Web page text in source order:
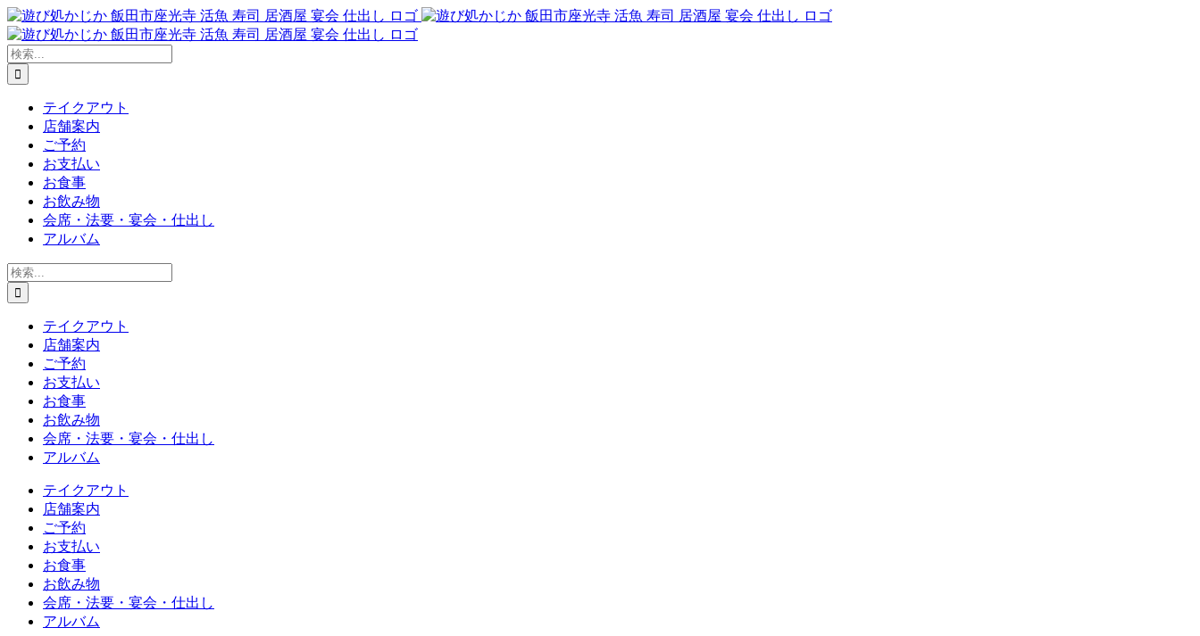
Skip
to
content
検
索
…
テイクアウト
店舗案内
ご予約
お支払い
お食事
お飲み物
会席・法要・宴会・仕出し
アルバム
検
索
…
テイクアウト
店舗案内
ご予約
お支払い
お食事
お飲み物
会席・法要・宴会・仕出し
アルバム
テイクアウト
店舗案内
ご予約
お支払い
お食事
お飲み物
会席・法要・宴会・仕出し
アルバム